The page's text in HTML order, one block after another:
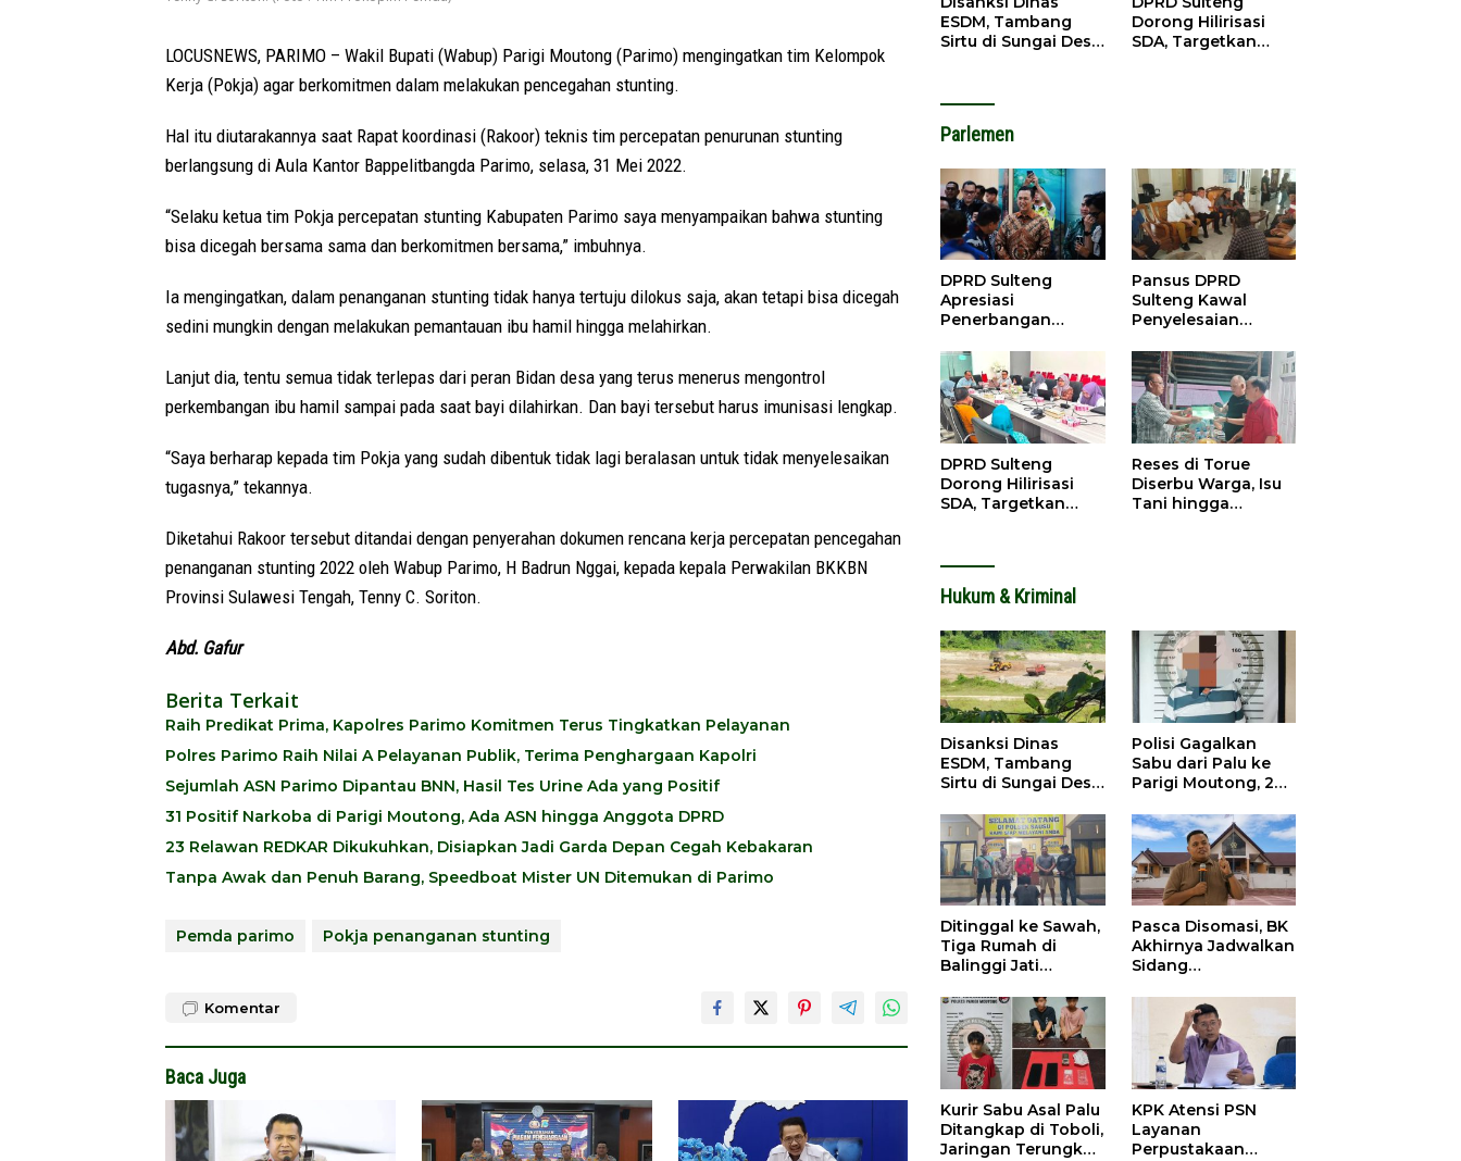
LOCUSNEWS, PARIMO – Wakil Bupati (Wabup) Parigi Moutong (Parimo) mengingatkan tim Kelompok
Kerja (Pokja) agar berkomitmen dalam melakukan pencegahan stunting.
Hal itu diutarakannya saat Rapat koordinasi (Rakoor) teknis tim percepatan penurunan stunting
berlangsung di Aula Kantor Bappelitbangda Parimo, selasa, 31 Mei 2022.
“Selaku ketua tim Pokja percepatan stunting Kabupaten Parimo saya menyampaikan bahwa stunting
bisa dicegah bersama sama dan berkomitmen bersama,” imbuhnya.
Ia mengingatkan, dalam penanganan stunting tidak hanya tertuju dilokus saja, akan tetapi bisa dicegah
sedini mungkin dengan melakukan pemantauan ibu hamil hingga melahirkan.
Lanjut dia, tentu semua tidak terlepas dari peran Bidan desa yang terus menerus mengontrol
perkembangan ibu hamil sampai pada saat bayi dilahirkan. Dan bayi tersebut harus imunisasi lengkap.
“Saya berharap kepada tim Pokja yang sudah dibentuk tidak lagi beralasan untuk tidak menyelesaikan
tugasnya,” tekannya.
Diketahui Rakoor tersebut ditandai dengan penyerahan dokumen rencana kerja percepatan pencegahan
penanganan stunting 2022 oleh Wabup Parimo, H Badrun Nggai, kepada kepala Perwakilan BKKBN
Provinsi Sulawesi Tengah, Tenny C. Soriton.
Abd. Gafur
Berita Terkait
Raih Predikat Prima, Kapolres Parimo Komitmen Terus Tingkatkan Pelayanan
Polres Parimo Raih Nilai A Pelayanan Publik, Terima Penghargaan Kapolri
Sejumlah ASN Parimo Dipantau BNN, Hasil Tes Urine Ada yang Positif
31 Positif Narkoba di Parigi Moutong, Ada ASN hingga Anggota DPRD
23 Relawan REDKAR Dikukuhkan, Disiapkan Jadi Garda Depan Cegah Kebakaran
Tanpa Awak dan Penuh Barang, Speedboat Mister UN Ditemukan di Parimo
Pemda parimo Pokja penanganan stunting
Komentar
Baca Juga
ESDM, Tambang
Sirtu di Sungai Desa
Dorong Hilirisasi
SDA, Targetkan
Parlemen
DPRD Sulteng
Apresiasi
Penerbangan
Guangzhou, Dorong
Investasi
Pansus DPRD
Sulteng Kawal
Penyelesaian
Sawit di Tolitoli
DPRD Sulteng
Dorong Hilirisasi
SDA, Targetkan
Reses di Torue
Diserbu Warga, Isu
Tani hingga
Hukum & Kriminal
Disanksi Dinas
ESDM, Tambang
Sirtu di Sungai Desa
Polisi Gagalkan
Sabu dari Palu ke
Parigi Moutong, 2
Ditangkap
Ditinggal ke Sawah,
Tiga Rumah di
Balinggi Jati
Ditangkap Dini Hari
Pasca Disomasi, BK
Akhirnya Jadwalkan
Sidang
Terhadap Selpina
Kurir Sabu Asal Palu
Ditangkap di Toboli,
Jaringan Terungkap
KPK Atensi PSN
Layanan
Perpustakaan